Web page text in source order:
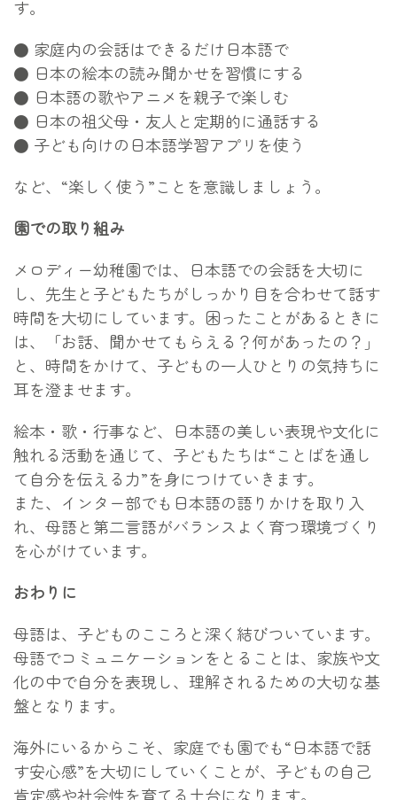
す。
● 家庭内の会話はできるだけ日本語で
● 日本の絵本の読み聞かせを習慣にする
● 日本語の歌やアニメを親子で楽しむ
● 日本の祖父母・友人と定期的に通話する
● 子ども向けの日本語学習アプリを使う
など、“楽しく使う”ことを意識しましょう。
園での取り組み
メロディー幼稚園では、日本語での会話を大切に
し、先生と子どもたちがしっかり目を合わせて話す
時間を大切にしています。困ったことがあるときに
は、「お話、聞かせてもらえる？何があったの？」
と、時間をかけて、子どもの一人ひとりの気持ちに
耳を澄ませます。
絵本・歌・行事など、日本語の美しい表現や文化に
触れる活動を通じて、子どもたちは“ことばを通し
て自分を伝える力”を身につけていきます。
また、インター部でも日本語の語りかけを取り入
れ、母語と第二言語がバランスよく育つ環境づくり
を心がけています。
おわりに
母語は、子どものこころと深く結びついています。
母語でコミュニケーションをとることは、家族や文
化の中で自分を表現し、理解されるための大切な基
盤となります。
海外にいるからこそ、家庭でも園でも“日本語で話
す安心感”を大切にしていくことが、子どもの自己
肯定感や社会性を育てる土台になります。